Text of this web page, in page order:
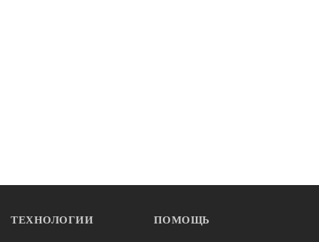
ТЕХНОЛОГИИ ПОМОЩЬ